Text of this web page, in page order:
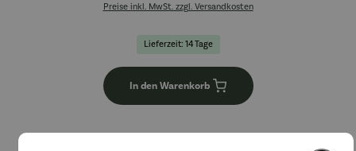
Preise inkl. MwSt. zzgl. Versandkosten
Lieferzeit: 14 Tage
In den Warenkorb